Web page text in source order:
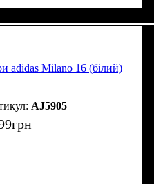
adidas Milano 16 (білий)
AJ5905
грн